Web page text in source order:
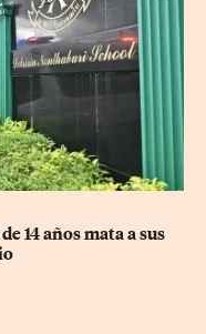
14 años mata a sus